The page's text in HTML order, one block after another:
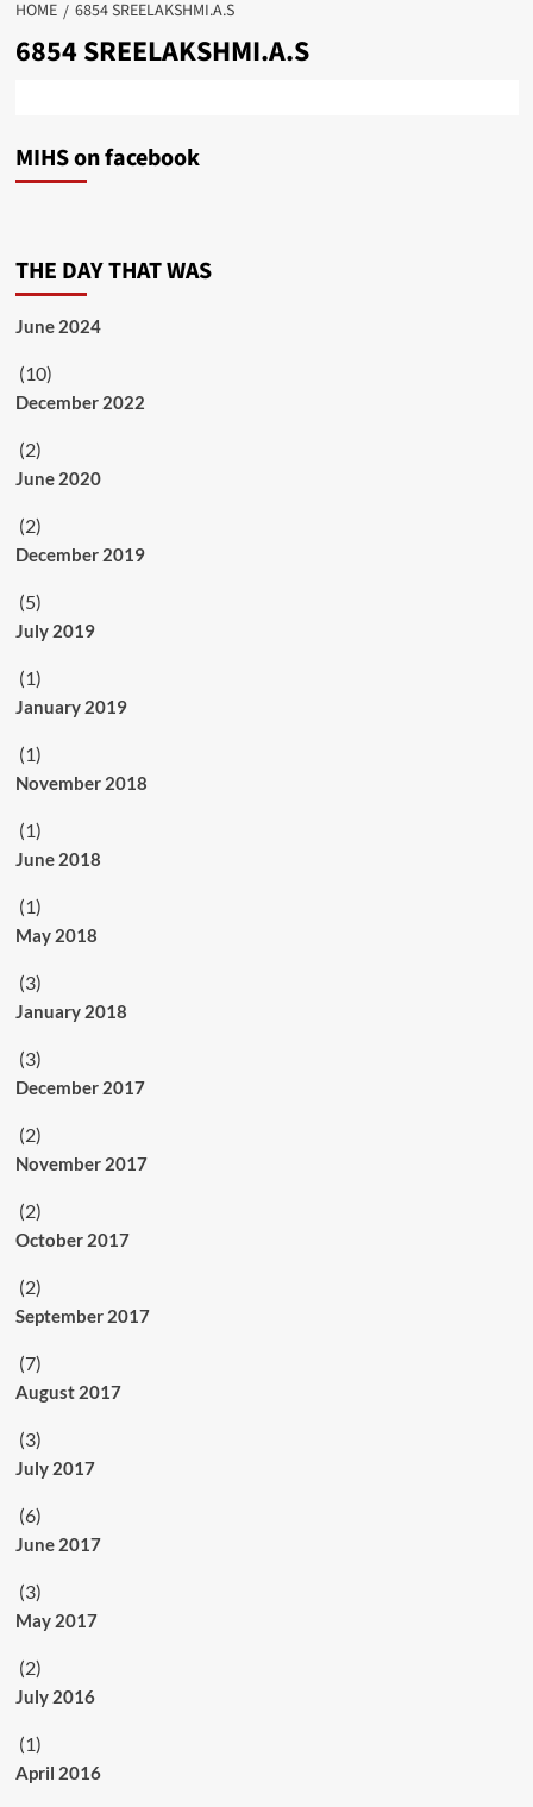
HOME 6854 SREELAKSHMI.A.S
6854 SREELAKSHMI.A.S
MIHS on facebook
THE DAY THAT WAS
June 2024
(10)
December 2022
(2)
June 2020
(2)
December 2019
(5)
July 2019
(1)
January 2019
(1)
November 2018
(1)
June 2018
(1)
May 2018
(3)
January 2018
(3)
December 2017
(2)
November 2017
(2)
October 2017
(2)
September 2017
(7)
August 2017
(3)
July 2017
(6)
June 2017
(3)
May 2017
(2)
July 2016
(1)
April 2016